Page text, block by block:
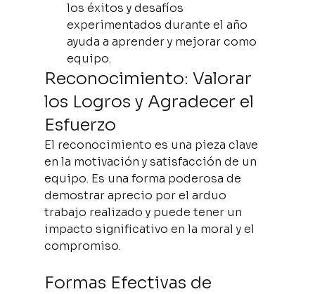
los éxitos y desafíos
experimentados durante el año
ayuda a aprender y mejorar como
equipo.
Reconocimiento: Valorar
los Logros y Agradecer el
Esfuerzo
El reconocimiento es una pieza clave
en la motivación y satisfacción de un
equipo. Es una forma poderosa de
demostrar aprecio por el arduo
trabajo realizado y puede tener un
impacto significativo en la moral y el
compromiso.
Formas Efectivas de